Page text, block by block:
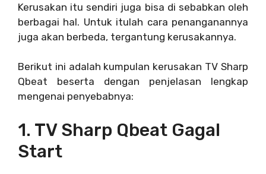
Kerusakan itu sendiri juga bisa di sebabkan oleh
berbagai hal. Untuk itulah cara penanganannya
juga akan berbeda, tergantung kerusakannya.
Berikut ini adalah kumpulan kerusakan TV Sharp
Qbeat beserta dengan penjelasan lengkap
mengenai penyebabnya:
1. TV Sharp Qbeat Gagal
Start